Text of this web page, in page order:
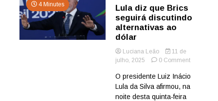
4 Minutes
Lula diz que Brics
seguirá discutindo
alternativas ao
dólar
Luciana Leão
11 de
julho, 2025
0 Commenton
diz
que
O presidente Luiz Inácio
Lula da Silva afirmou, na
noite desta quinta-feira